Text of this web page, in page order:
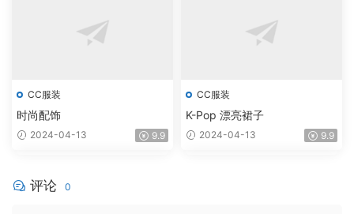
CC服装
时尚配饰
2024-04-13 9.9
CC服装
K-Pop 漂亮裙子
2024-04-13 9.9
评论 0